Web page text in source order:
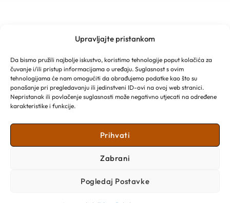
Upravljajte pristankom
Da bismo pružili najbolje iskustvo, koristimo tehnologije poput kolačića za
čuvanje i/ili pristup informacijama o uređaju. Suglasnost s ovim
tehnologijama će nam omogućiti da obrađujemo podatke kao što su
ponašanje pri pregledavanju ili jedinstveni ID-ovi na ovoj web stranici.
Nepristanak ili povlačenje suglasnosti može negativno utjecati na određene
karakteristike i funkcije.
Prihvati
Zabrani
Pogledaj Postavke
Franjevački put 2a
Obala kralja Tomislava 16
21 300 Makarska
Email: info@makarska-info.hr
Telefon: +385 21 612 002/+385 21 650 076